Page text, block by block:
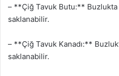
– **Çiğ Tavuk Butu:** Buzlukta
saklanabilir.
– **Çiğ Tavuk Kanadı:**
saklanabilir.